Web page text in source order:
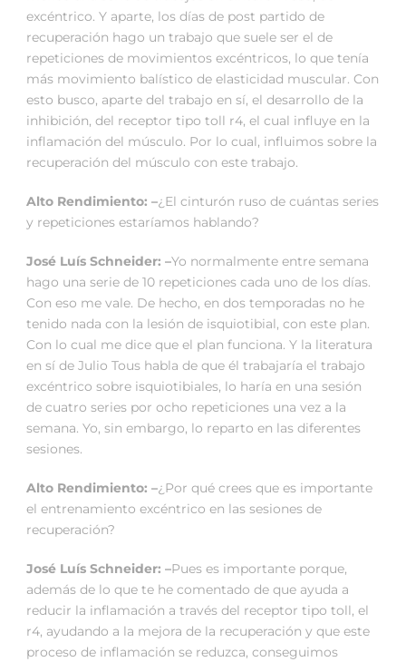
excéntrico. Y aparte, los días de post partido de
recuperación hago un trabajo que suele ser el de
repeticiones de movimientos excéntricos, lo que tenía
más movimiento balístico de elasticidad muscular. Con
esto busco, aparte del trabajo en sí, el desarrollo de la
inhibición, del receptor tipo toll r4, el cual influye en la
inflamación del músculo. Por lo cual, influimos sobre la
recuperación del músculo con este trabajo.
Alto Rendimiento: –¿El cinturón ruso de cuántas series
y repeticiones estaríamos hablando?
José Luís Schneider: –Yo normalmente entre semana
hago una serie de 10 repeticiones cada uno de los días.
Con eso me vale. De hecho, en dos temporadas no he
tenido nada con la lesión de isquiotibial, con este plan.
Con lo cual me dice que el plan funciona. Y la literatura
en sí de Julio Tous habla de que él trabajaría el trabajo
excéntrico sobre isquiotibiales, lo haría en una sesión
de cuatro series por ocho repeticiones una vez a la
semana. Yo, sin embargo, lo reparto en las diferentes
sesiones.
Alto Rendimiento: –¿Por qué crees que es importante
el entrenamiento excéntrico en las sesiones de
recuperación?
José Luís Schneider: –Pues es importante porque,
además de lo que te he comentado de que ayuda a
reducir la inflamación a través del receptor tipo toll, el
r4, ayudando a la mejora de la recuperación y que este
proceso de inflamación se reduzca, conseguimos